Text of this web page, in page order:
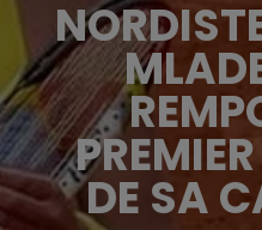
DE SA